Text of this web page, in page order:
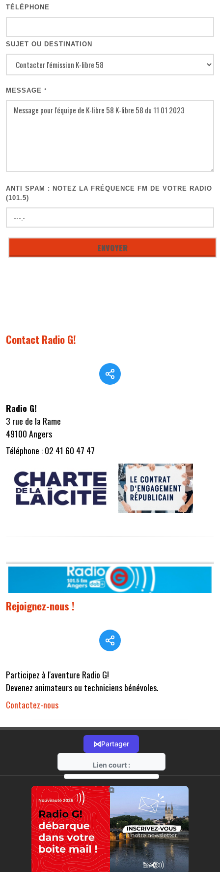
TÉLÉPHONE
SUJET OU DESTINATION
MESSAGE *
ANTI SPAM : NOTEZ LA FRÉQUENCE FM DE VOTRE RADIO
(101.5)
Contact Radio G!
Radio G!
3 rue de la Rame
49100 Angers
Téléphone : 02 41 60 47 47
Rejoignez-nous !
Participez à l'aventure Radio G!
Devenez animateurs ou techniciens bénévoles.
Contactez-nous
⋈Partager
Lien court :
https://radio-g.fr?r32
⧉